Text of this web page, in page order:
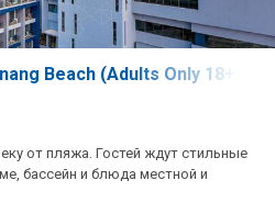
Beach (Adults Only 18+)
от пляжа. Гостей ждут стильные
бассейн и блюда местной и